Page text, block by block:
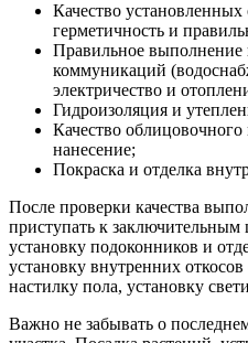
Качество
герметичность и
Правильное
коммуникаций
электричество и
Гидроизоляция и
Качество
нанесение;
Покраска и отделка
После проверки качества
приступать к
установку подоконников и
установку внутренних
настилку пола, установку
Важно не забывать о